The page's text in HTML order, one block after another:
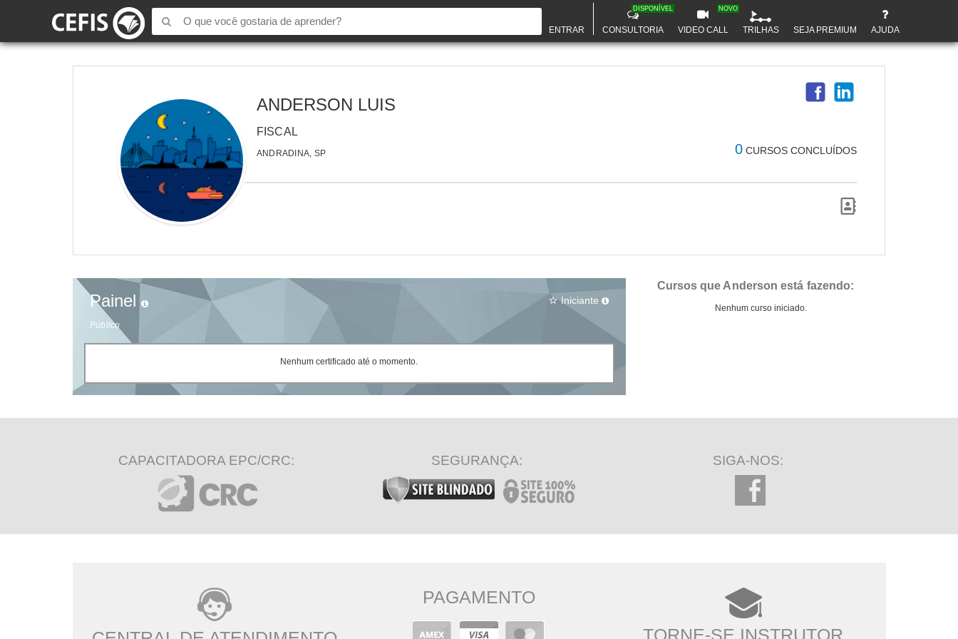
ENTRAR CONSULTORIA
DISPONÍVEL
VIDEO CALL
NOVO
TRILHAS SEJA PREMIUM AJUDA
ANDERSON LUIS
FISCAL
ANDRADINA, SP 0 CURSOS CONCLUÍDOS
Painel
Público
star_border Iniciante
Nenhum certificado até o momento.
Cursos que Anderson está fazendo:
Nenhum curso iniciado.
CAPACITADORA EPC/CRC: SEGURANÇA: SIGA-NOS:
PAGAMENTO
TORNE-SE INSTRUTOR